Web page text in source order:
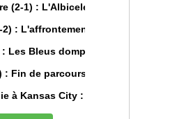
(2-1) : L'Albiceleste renverse les
2) : L'affrontement tactique ultime
: Les Bleus domptent les Lions de
: Fin de parcours pour les Fennecs
à Kansas City : L’Algérie